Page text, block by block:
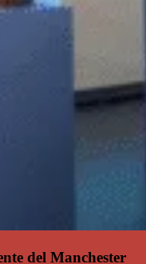
del Manchester